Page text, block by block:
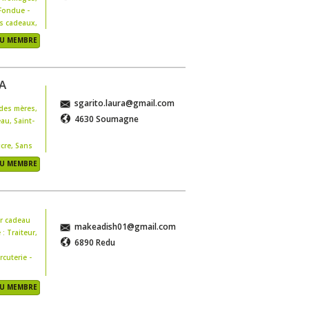
-
cadeaux,
Agneau bio
,Huile,
Sans
Soupe
-
MEMBRE
mères,
, Saint-
Sans
MEMBRE
sgarito.laura@gmail.com
4630 Soumagne
cadeau
: Traiteur,
-
MEMBRE
makeadish01@gmail.com
6890 Redu